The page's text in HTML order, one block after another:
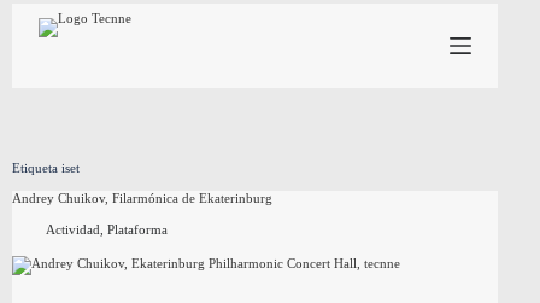
contenido
Etiqueta iset
Andrey Chuikov, Filarmónica de Ekaterinburg
Actividad Plataforma